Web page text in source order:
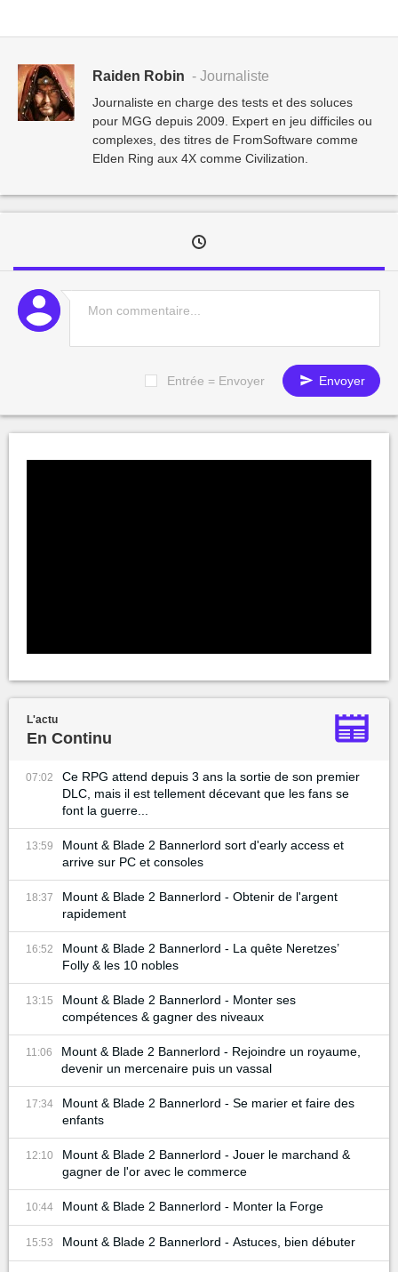
Raiden Robin - Journaliste
Journaliste en charge des tests et des soluces
pour MGG depuis 2009. Expert en jeu difficiles ou
complexes, des titres de FromSoftware comme
Elden Ring aux 4X comme Civilization.
Entrée = Envoyer Envoyer
L'actu
En Continu
07:02
Ce RPG attend depuis 3 ans la sortie de son premier
DLC, mais il est tellement décevant que les fans se
font la guerre...
13:59
Mount & Blade 2 Bannerlord sort d'early access et
arrive sur PC et consoles
18:37
Mount & Blade 2 Bannerlord - Obtenir de l'argent
rapidement
16:52
Mount & Blade 2 Bannerlord - La quête Neretzes’
Folly & les 10 nobles
13:15
Mount & Blade 2 Bannerlord - Monter ses
compétences & gagner des niveaux
11:06
Mount & Blade 2 Bannerlord - Rejoindre un royaume,
devenir un mercenaire puis un vassal
17:34
Mount & Blade 2 Bannerlord - Se marier et faire des
enfants
12:10
Mount & Blade 2 Bannerlord - Jouer le marchand &
gagner de l'or avec le commerce
10:44 Mount & Blade 2 Bannerlord - Monter la Forge
15:53 Mount & Blade 2 Bannerlord - Astuces, bien débuter